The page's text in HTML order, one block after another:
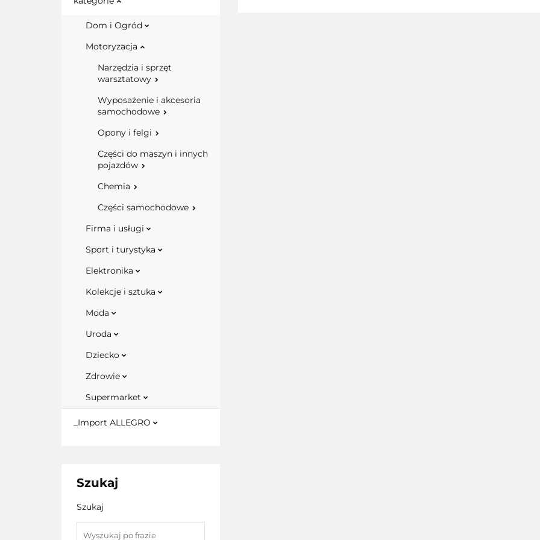
Dom i Ogród
Motoryzacja
Narzędzia i sprzęt
warsztatowy
Wyposażenie i akcesoria
samochodowe
Opony i felgi
Części do maszyn i innych
pojazdów
Chemia
Części samochodowe
Firma i usługi
Sport i turystyka
Elektronika
Kolekcje i sztuka
Moda
Uroda
Dziecko
Zdrowie
Supermarket
_Import ALLEGRO
Szukaj
Szukaj